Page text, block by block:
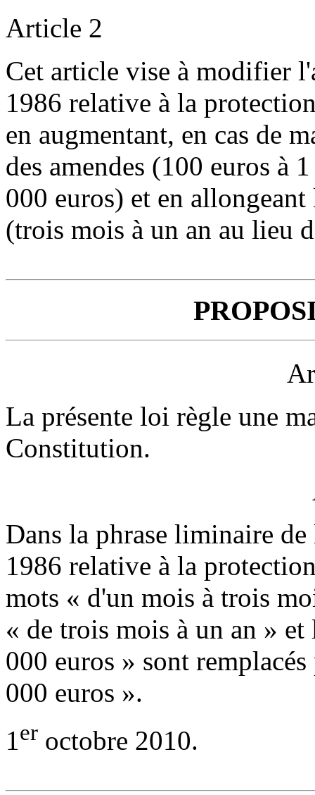
Article 2
Cet article vise à modifier
1986 relative à la
en augmentant, en cas de
des amendes (100 euros à
000 euros) et en
(trois mois à un an au lieu
La présente loi règle une
Constitution.
Dans la phrase liminaire
1986 relative à la
mots « d'un mois à trois
« de trois mois à un an »
000 euros » sont
000 euros ».
1er octobre 2010.